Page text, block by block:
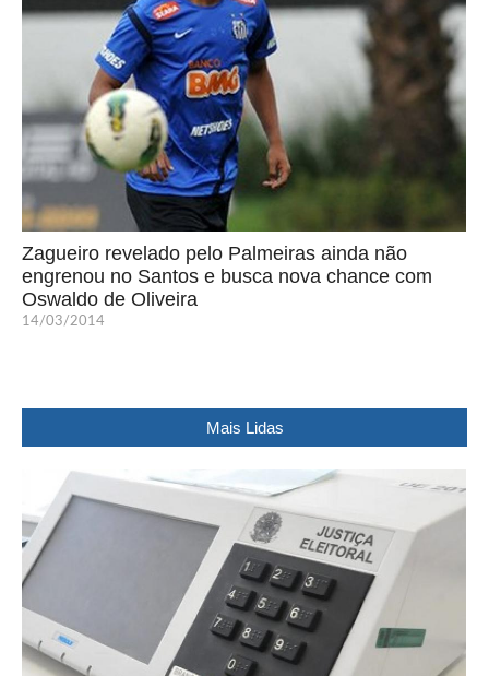
Zagueiro revelado pelo Palmeiras ainda não
engrenou no Santos e busca nova chance com
Oswaldo de Oliveira
14/03/2014
Mais Lidas